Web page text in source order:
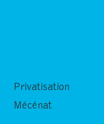
Privatisation
Mécénat